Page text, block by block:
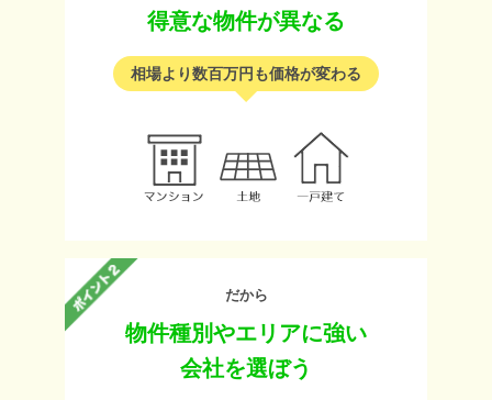
得意な物件が異なる
相場より数百万円も価格が変わる
だから
物件種別やエリアに強い
会社を選ぼう